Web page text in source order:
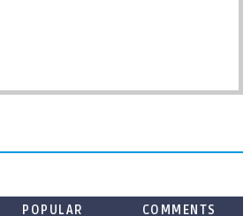
POPULAR COMMENTS